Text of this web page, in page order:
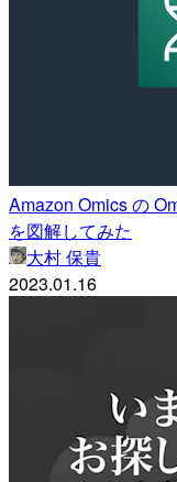
Amazon Omics の
を図解してみた
大村 保貴
2023.01.16